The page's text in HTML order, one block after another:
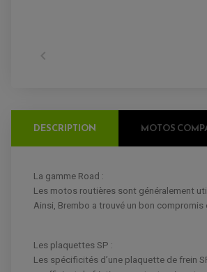

DESCRIPTION MOTOS
La gamme Road :
Les motos routières sont généralement
Ainsi, Brembo a trouvé un bon
Les plaquettes SP :
Les spécificités d’une plaquette de frein